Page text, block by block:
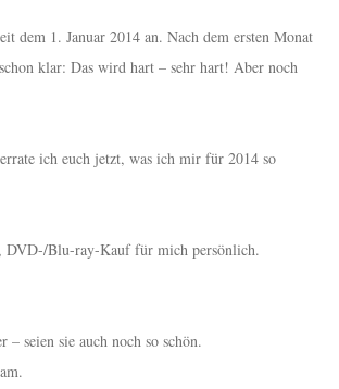
dem 1. Januar 2014 an. Nach dem ersten Monat
klar: Das wird hart – sehr hart! Aber noch
ich euch jetzt, was ich mir für 2014 so
DVD-/Blu-ray-Kauf für mich persönlich.
– seien sie auch noch so schön.